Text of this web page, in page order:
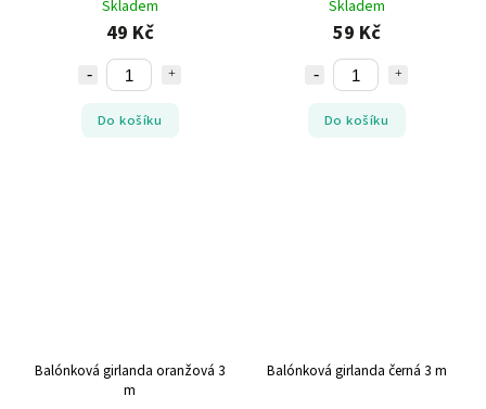
Skladem
49 Kč
Do košíku
Skladem
59 Kč
Do košíku
Balónková girlanda oranžová 3
m
Balónková girlanda černá 3 m